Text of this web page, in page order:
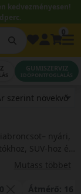
kedvezményesen!
GUMISZERVIZ
IDŐPONTFOGLALÁS
nyári,
SUV-hoz és
megbízható
Kumho,Nexenés
szerinti
Mutass többet